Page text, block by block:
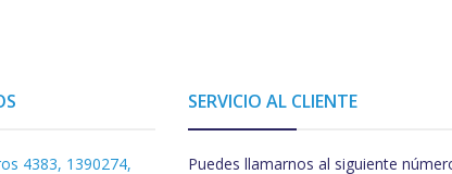
4383, 1390274,
SERVICIO AL CLIENTE
Puedes llamarnos al siguiente